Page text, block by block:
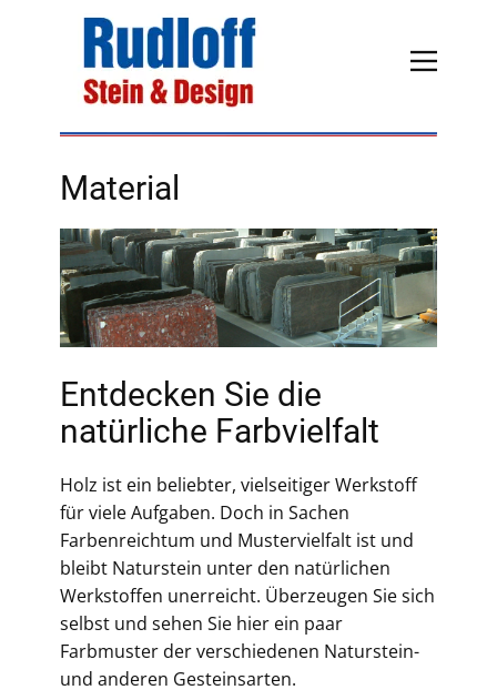
Material
Entdecken Sie die
natürliche Farbvielfalt
Holz ist ein beliebter, vielseitiger Werkstoff
für viele Aufgaben. Doch in Sachen
Farbenreichtum und Mustervielfalt ist und
bleibt Naturstein unter den natürlichen
Werkstoffen unerreicht. Überzeugen Sie sich
selbst und sehen Sie hier ein paar
Farbmuster der verschiedenen Naturstein-
und anderen Gesteinsarten.